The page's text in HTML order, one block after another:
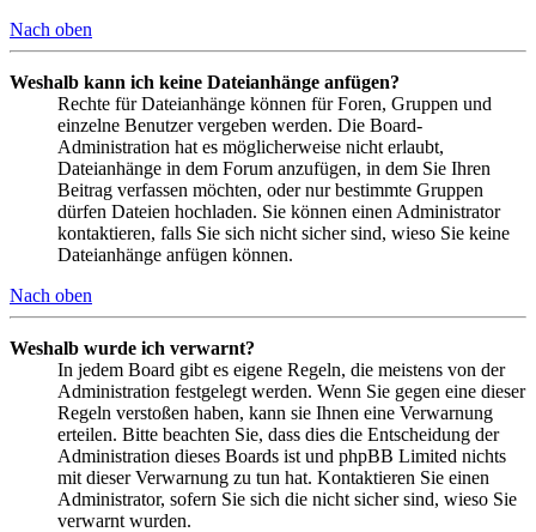
Nach oben
Weshalb kann ich keine Dateianhänge anfügen?
Rechte für Dateianhänge können für Foren, Gruppen und
einzelne Benutzer vergeben werden. Die Board-
Administration hat es möglicherweise nicht erlaubt,
Dateianhänge in dem Forum anzufügen, in dem Sie Ihren
Beitrag verfassen möchten, oder nur bestimmte Gruppen
dürfen Dateien hochladen. Sie können einen Administrator
kontaktieren, falls Sie sich nicht sicher sind, wieso Sie keine
Dateianhänge anfügen können.
Nach oben
Weshalb wurde ich verwarnt?
In jedem Board gibt es eigene Regeln, die meistens von der
Administration festgelegt werden. Wenn Sie gegen eine dieser
Regeln verstoßen haben, kann sie Ihnen eine Verwarnung
erteilen. Bitte beachten Sie, dass dies die Entscheidung der
Administration dieses Boards ist und phpBB Limited nichts
mit dieser Verwarnung zu tun hat. Kontaktieren Sie einen
Administrator, sofern Sie sich die nicht sicher sind, wieso Sie
verwarnt wurden.